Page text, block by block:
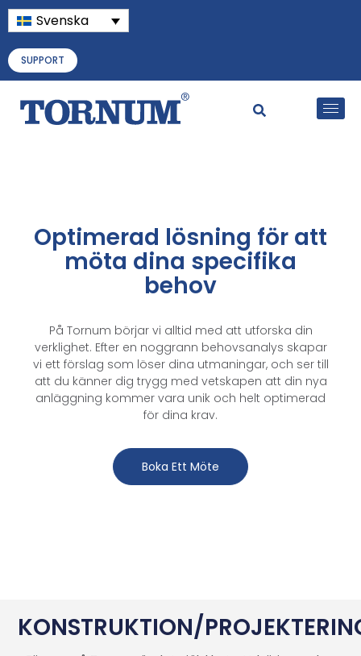
Svenska
SUPPORT
Optimerad lösning för att
möta dina specifika
behov
På Tornum börjar vi alltid med att utforska din
verklighet. Efter en noggrann behovsanalys skapar
vi ett förslag som löser dina utmaningar, och ser till
att du känner dig trygg med vetskapen att din nya
anläggning kommer vara unik och helt optimerad
för dina krav.
Boka Ett Möte
KONSTRUKTION/